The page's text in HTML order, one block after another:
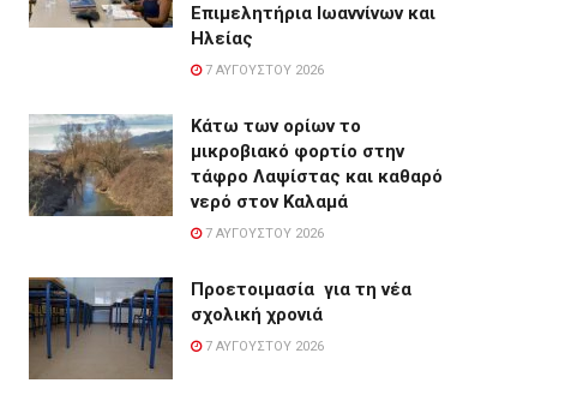
Επιμελητήρια Ιωαννίνων και
Ηλείας
7 ΑΥΓΟΎΣΤΟΥ 2026
Κάτω των ορίων το
μικροβιακό φορτίο στην
τάφρο Λαψίστας και καθαρό
νερό στον Καλαμά
7 ΑΥΓΟΎΣΤΟΥ 2026
Προετοιμασία για τη νέα
σχολική χρονιά
7 ΑΥΓΟΎΣΤΟΥ 2026